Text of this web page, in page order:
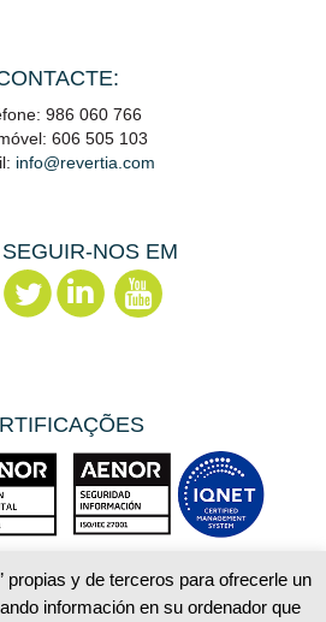
986 060 766
606 505 103
info@revertia.com
NOS EM
propias y de terceros para ofrecerle un
información en su ordenador que